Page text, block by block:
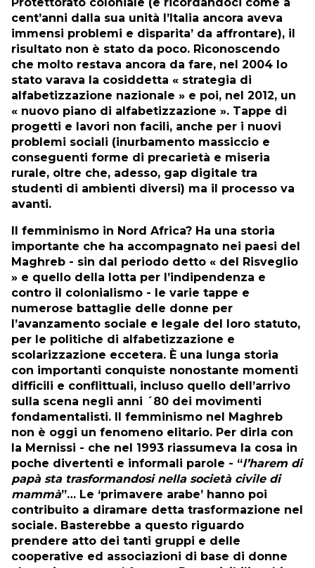
cent’anni dalla sua unità l’Italia ancora aveva
immensi problemi e disparita’ da affrontare), il
risultato non è stato da poco. Riconoscendo
che molto restava ancora da fare, nel 2004 lo
stato varava la cosiddetta « strategia di
alfabetizzazione nazionale » e poi, nel 2012, un
« nuovo piano di alfabetizzazione ». Tappe di
progetti e lavori non facili, anche per i nuovi
problemi sociali (inurbamento massiccio e
conseguenti forme di precarietà e miseria
rurale, oltre che, adesso, gap digitale tra
studenti di ambienti diversi) ma il processo va
avanti.
Il femminismo in Nord Africa? Ha una storia
importante che ha accompagnato nei paesi del
Maghreb - sin dal periodo detto « del Risveglio
» e quello della lotta per l’indipendenza e
contro il colonialismo - le varie tappe e
numerose battaglie delle donne per
l’avanzamento sociale e legale del loro statuto,
per le politiche di alfabetizzazione e
scolarizzazione eccetera. È una lunga storia
con importanti conquiste nonostante momenti
difficili e conflittuali, incluso quello dell’arrivo
sulla scena negli anni ´80 dei movimenti
fondamentalisti. Il femminismo nel Maghreb
non è oggi un fenomeno elitario. Per dirla con
la Mernissi - che nel 1993 riassumeva la cosa in
poche divertenti e informali parole - “l’harem di
papà sta trasformandosi nella società civile di
mammà”… Le ‘primavere arabe’ hanno poi
contribuito a diramare detta trasformazione nel
sociale. Basterebbe a questo riguardo
prendere atto dei tanti gruppi e delle
cooperative ed associazioni di base di donne